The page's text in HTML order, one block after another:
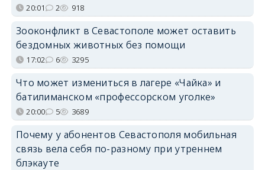
20:01 2 918
Зооконфликт в Севастополе может оставить
бездомных животных без помощи
17:02 6 3295
Что может измениться в лагере «Чайка» и
батилиманском «профессорском уголке»
20:00 5 3689
Почему у абонентов Севастополя мобильная
связь вела себя по-разному при утреннем
блэкауте